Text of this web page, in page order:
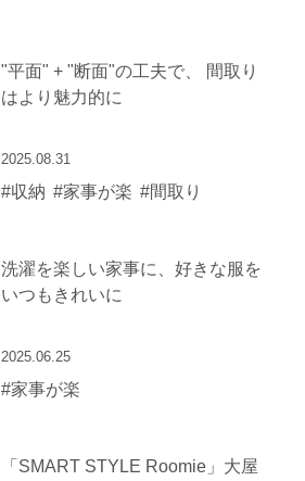
"平面" + "断面"の工夫で、 間取り
はより魅力的に
2025.08.31
#収納 #家事が楽 #間取り
洗濯を楽しい家事に、好きな服を
いつもきれいに
2025.06.25
#家事が楽
「SMART STYLE Roomie」大屋